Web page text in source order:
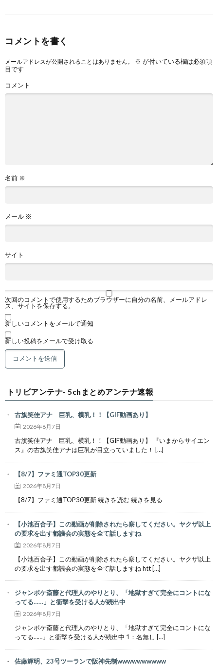
コメントを書く
メールアドレスが公開されることはありません。 ※ が付いている欄は必須項
目です
コメント
名前 ※
メール ※
サイト
次回のコメントで使用するためブラウザーに自分の名前、メールアドレ
ス、サイトを保存する。
新しいコメントをメールで通知
新しい投稿をメールで受け取る
トリビアンテナ- 5chまとめアンテナ速報
古旗笑佳アナ 巨乳、横乳！！【GIF動画あり】
2026年8月7日
古旗笑佳アナ 巨乳、横乳！！【GIF動画あり】 『いまからサイエン
ス』の古旗笑佳アナは巨乳が目立っていました！ […]
【8/7】ファミ通TOP30更新
2026年8月7日
【8/7】ファミ通TOP30更新 続きを読む 続きを見る
【小池百合子】この動画が削除されたら察してください。ヤクザ以上
の要求を出す都議会の実態を全て話しますね
2026年8月7日
【小池百合子】この動画が削除されたら察してください。ヤクザ以上
の要求を出す都議会の実態を全て話しますね htt […]
ジャンポケ斎藤と代理人のやりとり、「地獄すぎて完全にコントにな
ってる……」と衝撃を受ける人が続出中
2026年8月7日
ジャンポケ斎藤と代理人のやりとり、「地獄すぎて完全にコントにな
ってる……」と衝撃を受ける人が続出中 1：名無し […]
佐藤輝明、23号ツーランで阪神先制wwwwwwwwww